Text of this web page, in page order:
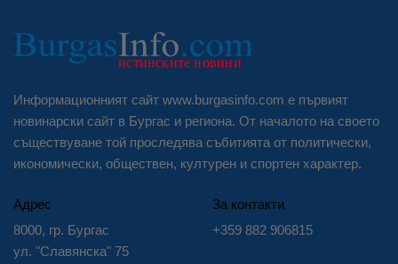
Информационният сайт www.burgasinfo.com е първият
новинарски сайт в Бургас и региона. От началото на своето
съществуване той проследява събитията от политически,
икономически, обществен, културен и спортен характер.
Адрес
8000, гр. Бургас
ул. "Славянска" 75
За контакти
+359 882 906815